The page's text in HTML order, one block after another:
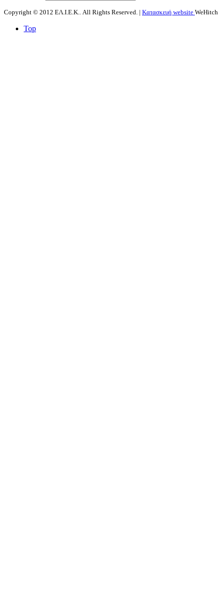
Copyright © 2012 ΕΛ.Ι.Ε.Κ.. All Rights Reserved. | Κατασκευή website WeHitch
Top